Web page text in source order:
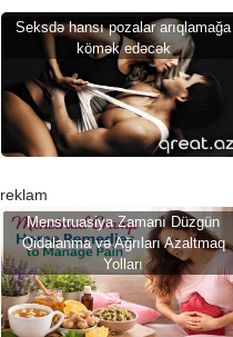
Seksdə hansı pozalar arıqlamağa
kömək edəcək
reklam
Menstruasiya Zamanı Düzgün
Qidalanma və Ağrıları Azaltmaq
Yolları